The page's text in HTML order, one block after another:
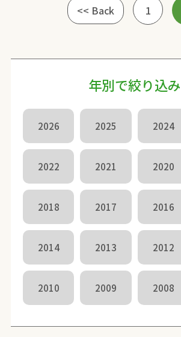
<< Back 1
年別で絞り込み
2026 2025 2024
2022 2021 2020
2018 2017 2016
2014 2013 2012
2010 2009 2008